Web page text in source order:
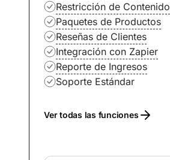
Restricción de Contenido
Paquetes de Productos
Reseñas de Clientes
Integración con Zapier
Reporte de Ingresos
Soporte Estándar
Ver todas las funciones